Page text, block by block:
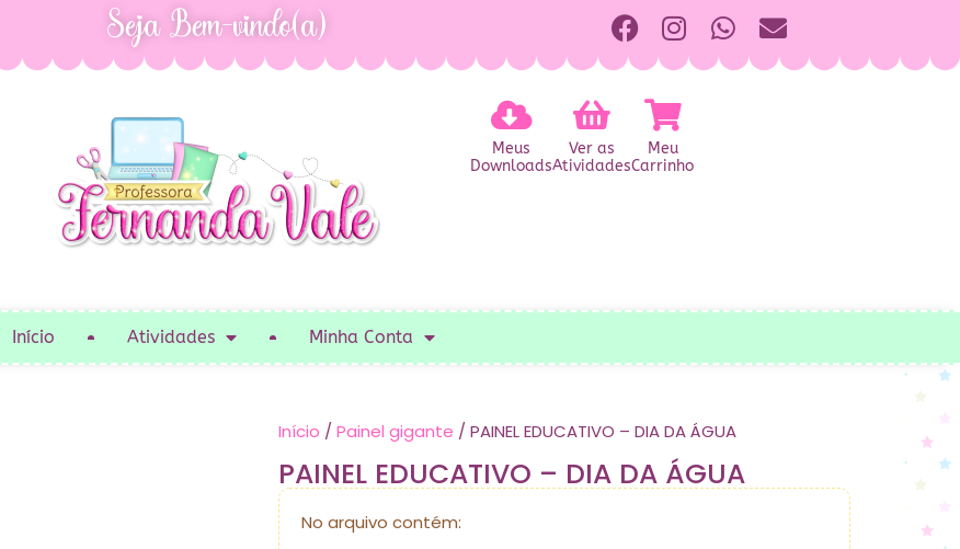
Seja Bem-vindo(a)
Meus
Downloads
Ver as
Atividades
Meu
Carrinho
Início Atividades Minha Conta
Início / Painel gigante / PAINEL EDUCATIVO – DIA DA ÁGUA
PAINEL EDUCATIVO – DIA DA ÁGUA
No arquivo contém: